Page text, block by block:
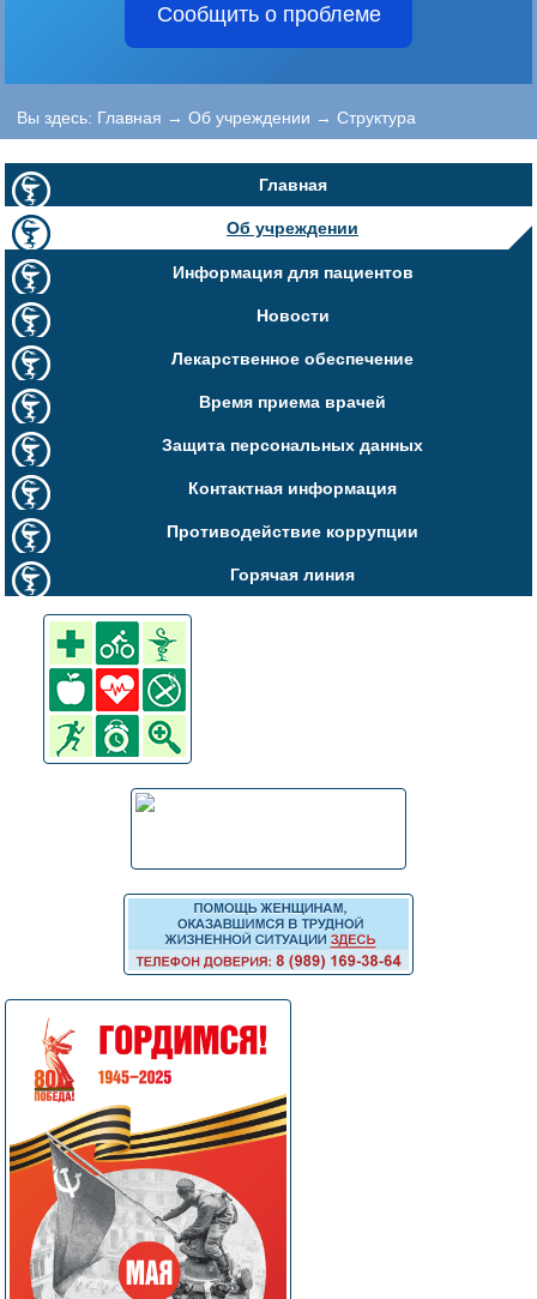
Сообщить о проблеме
Вы здесь: Главная →Об учреждении →Структура
Главная
Об учреждении
Информация для пациентов
Новости
Лекарственное обеспечение
Время приема врачей
Защита персональных данных
Контактная информация
Противодействие коррупции
Горячая линия